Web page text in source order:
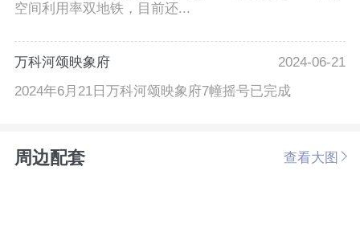
空间利用率双地铁，目前还...
万科河颂映象府
2024-06-21
2024年6月21日万科河颂映象府7幢摇号已完成
周边配套 查看大图